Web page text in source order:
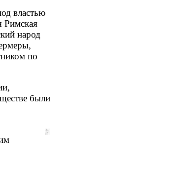
властью
Римская
народ
по
были